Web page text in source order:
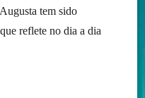
tem sido
reflete no dia a dia